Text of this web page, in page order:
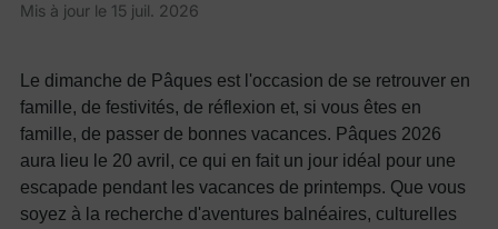
Mis à jour le 15 juil. 2026
Le dimanche de Pâques est l'occasion de se retrouver en
famille, de festivités, de réflexion et, si vous êtes en
famille, de passer de bonnes vacances. Pâques 2026
aura lieu le 20 avril, ce qui en fait un jour idéal pour une
escapade pendant les vacances de printemps. Que vous
soyez à la recherche d'aventures balnéaires, culturelles